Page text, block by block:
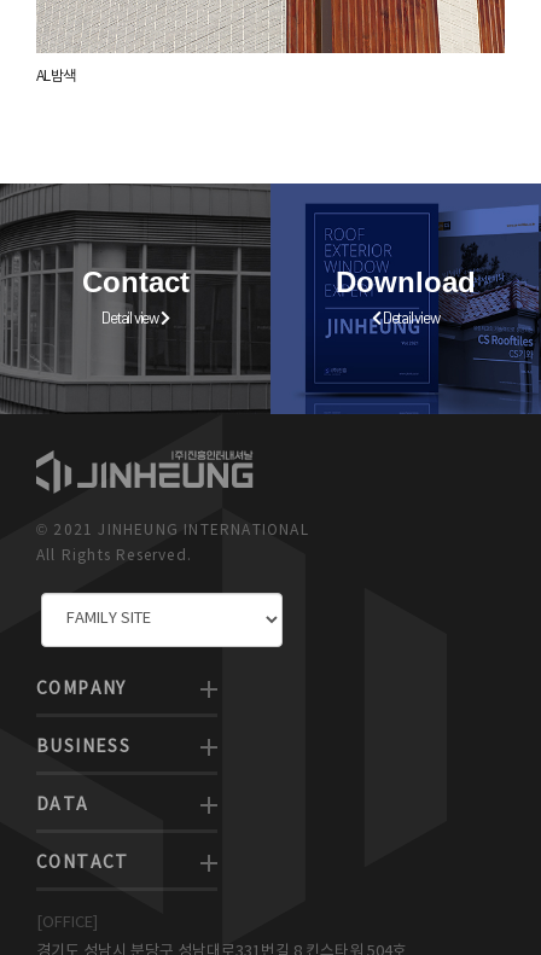
AL 밤색
Contact
Detail view
Download
Detail view
© 2021 JINHEUNG INTERNATIONAL
All Rights Reserved.
COMPANY
BUSINESS
DATA
CONTACT
[OFFICE]